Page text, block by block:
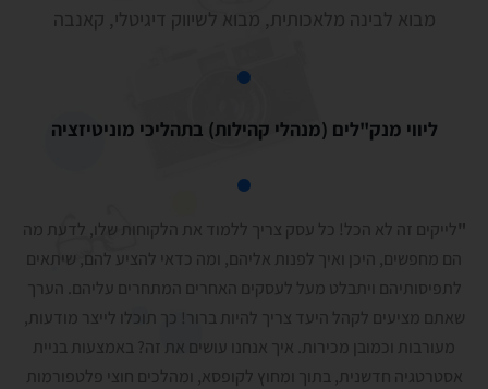
מבוא לבינה מלאכותית, מבוא לשיווק דיגיטלי, קאנבה
ליווי מנק"לים (מנהלי קהילות) בתהליכי מוניטיזציה
"לייקים זה לא הכל! כל עסק צריך ללמוד את הלקוחות שלו, לדעת מה
הם מחפשים, היכן ואיך לפנות אליהם, ומה כדאי להציע להם, שיתאים
לתפיסותיהם ויתבלט מעל לעסקים האחרים המתחרים עליהם. הערך
שאתם מציעים לקהל היעד צריך להיות ברור! כך תוכלו לייצר מודעות,
מעורבות וכמובן מכירות. איך אנחנו עושים את זה? באמצעות בניית
אסטרטגיה חדשנית, בתוך ומחוץ לקופסא, ומהלכים חוצי פלטפורמות